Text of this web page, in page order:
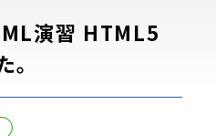
演習 HTML5
。